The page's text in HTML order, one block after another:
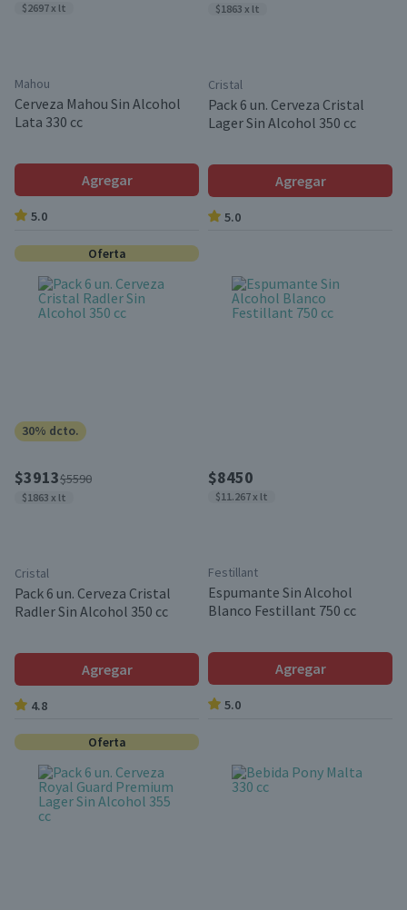
$2697 x lt
Mahou
Cerveza Mahou Sin Alcohol
Lata 330 cc
Agregar
5.0
$1863 x lt
Cristal
Pack 6 un. Cerveza Cristal
Lager Sin Alcohol 350 cc
Agregar
5.0
Oferta
30% dcto.
$3913$5590
$1863 x lt
Cristal
Pack 6 un. Cerveza Cristal
Radler Sin Alcohol 350 cc
Agregar
4.8
$8450
$11.267 x lt
Festillant
Espumante Sin Alcohol
Blanco Festillant 750 cc
Agregar
5.0
Oferta